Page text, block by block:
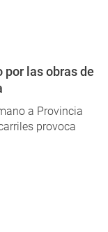
las obras de
a Provincia
provoca